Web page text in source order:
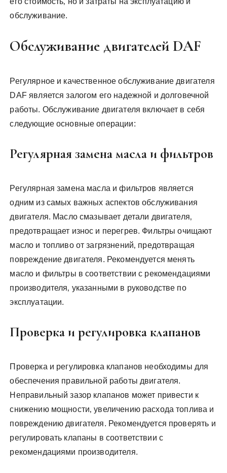
обслуживание.
Обслуживание двигателей DAF
Регулярное и качественное обслуживание двигателя
DAF является залогом его надежной и долговечной
работы. Обслуживание двигателя включает в себя
следующие основные операции:
Регулярная замена масла и фильтров
Регулярная замена масла и фильтров является
одним из самых важных аспектов обслуживания
двигателя. Масло смазывает детали двигателя‚
предотвращает износ и перегрев. Фильтры очищают
масло и топливо от загрязнений‚ предотвращая
повреждение двигателя. Рекомендуется менять
масло и фильтры в соответствии с рекомендациями
производителя‚ указанными в руководстве по
эксплуатации.
Проверка и регулировка клапанов
Проверка и регулировка клапанов необходимы для
обеспечения правильной работы двигателя.
Неправильный зазор клапанов может привести к
снижению мощности‚ увеличению расхода топлива и
повреждению двигателя. Рекомендуется проверять и
регулировать клапаны в соответствии с
рекомендациями производителя.